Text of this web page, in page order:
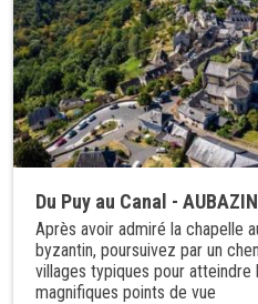
Du Puy au Canal -
Après avoir admiré la chapelle
byzantin, poursuivez par un
villages typiques pour
magnifiques points de vue